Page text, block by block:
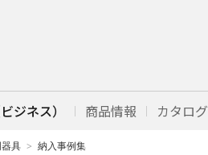
ジネス） 商品情報 カタログ
具 納入事例集